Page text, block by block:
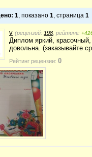
1, показано 1, страница 1
v (рецензий: 198 , рейтинг:
Диплом яркий,
довольна. (заказывайте
Рейтинг рецензии: 0